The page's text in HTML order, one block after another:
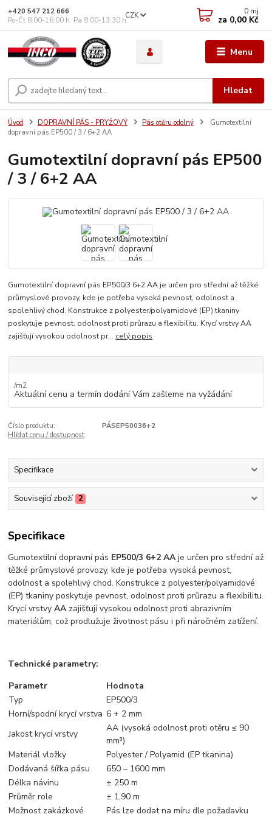
Menu
CZK
Hledat
+420 547 212 666
Po-Čt 8:00-16:00 h. Pa 8:00-13:30 h.
0 mj
za 0,00 Kč
Úvod DOPRAVNÍ PÁS - PRYŽOVÝ Pás otěru odolný
Gumotextilní
dopravní pás EP500 / 3 / 6+2 AA
Gumotextilní dopravní pás EP500
/ 3 / 6+2 AA
Gumotextilní dopravní pás EP500/3 6+2 AA je určen pro střední až těžké
průmyslové provozy, kde je potřeba vysoká pevnost, odolnost a
spolehlivý chod. Konstrukce z polyester/polyamidové (EP) tkaniny
poskytuje pevnost, odolnost proti průrazu a flexibilitu. Krycí vrstvy AA
zajišťují vysokou odolnost pr... celý popis
/m2
Aktuální cenu a termín dodání Vám zašleme na vyžádání
Číslo produktu:
PÁSEP50036+2
Hlídat cenu / dostupnost
Specifikace
Související zboží 2
Specifikace
Gumotextilní dopravní pás EP500/3 6+2 AAje určen pro střední až
těžké průmyslové provozy, kde je potřeba vysoká pevnost,
odolnost a spolehlivý chod. Konstrukce z polyester/polyamidové
(EP) tkaniny poskytuje pevnost, odolnost proti průrazu a flexibilitu.
Krycí vrstvyAAzajišťují vysokou odolnost proti abrazivním
materiálům, což prodlužuje životnost pásu i při náročném zatížení.
Technické parametry:
Parametr
Hodnota
Typ
EP500/3
Horní/spodní krycí vrstva 6 + 2 mm
Jakost krycí vrstvy
AA (vysoká odolnost proti otěru ≤ 90
mm³)
Materiál vložky
Polyester / Polyamid (EP tkanina)
Dodávaná šířka pásu
650 – 1600 mm
Délka návinu
± 250 m
Průměr role
± 1,90 m
Možnost zakázkové
Pás lze dodat na míru dle požadavku